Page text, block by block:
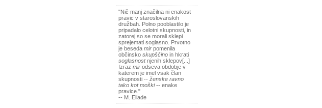
"Nič manj značilna ni enakost
pravic v staroslovanskih
družbah. Polno pooblastilo je
pripadalo celotni skupnosti, in
zatorej so se morali sklepi
sprejemati soglasno. Prvotno
je beseda mir pomenila
občinsko skupščino in hkrati
soglasnostnjenih sklepov[...]
Izraz mir odseva obdobje v
katerem je imel vsak član
skupnosti -- ženske ravno
tako kot moški-- enake
pravice."
-- M. Eliade